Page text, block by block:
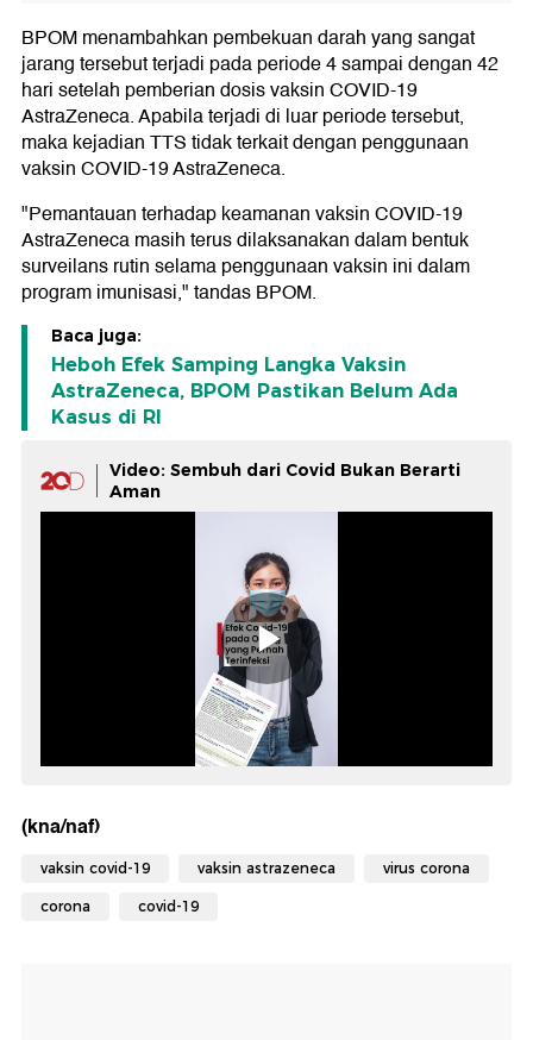
BPOM menambahkan pembekuan darah yang sangat
jarang tersebut terjadi pada periode 4 sampai dengan 42
hari setelah pemberian dosis vaksin COVID-19
AstraZeneca. Apabila terjadi di luar periode tersebut,
maka kejadian TTS tidak terkait dengan penggunaan
vaksin COVID-19 AstraZeneca.
"Pemantauan terhadap keamanan vaksin COVID-19
AstraZeneca masih terus dilaksanakan dalam bentuk
surveilans rutin selama penggunaan vaksin ini dalam
program imunisasi," tandas BPOM.
Baca juga:
Heboh Efek Samping Langka Vaksin
AstraZeneca, BPOM Pastikan Belum Ada
Kasus di RI
Video: Sembuh dari Covid Bukan Berarti
Aman
(kna/naf)
vaksin covid-19 vaksin astrazeneca virus corona
corona covid-19